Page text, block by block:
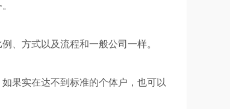
、方式以及流程和一般公司一样。
果实在达不到标准的个体户，也可以